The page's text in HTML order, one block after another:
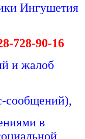
Ингушетия
728-90-16
и жалоб
сообщений),
в